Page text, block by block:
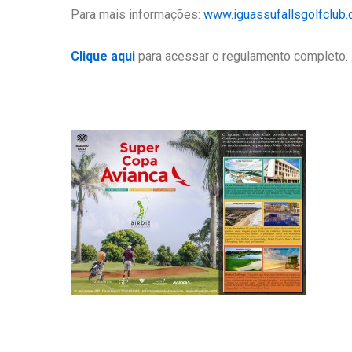
Para mais informações:
Clique aqui para acessar o regulamento completo.